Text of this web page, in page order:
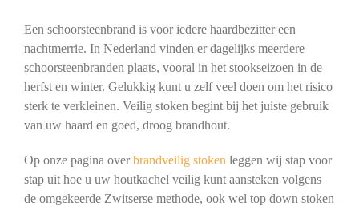
Een schoorsteenbrand is voor iedere haardbezitter een
nachtmerrie. In Nederland vinden er dagelijks meerdere
schoorsteenbranden plaats, vooral in het stookseizoen in de
herfst en winter. Gelukkig kunt u zelf veel doen om het risico
sterk te verkleinen. Veilig stoken begint bij het juiste gebruik
van uw haard en goed, droog brandhout.
Op onze pagina overbrandveilig stoken leggen wij stap voor
stap uit hoe u uw houtkachel veilig kunt aansteken volgens
de omgekeerde Zwitserse methode, ook wel top down stoken